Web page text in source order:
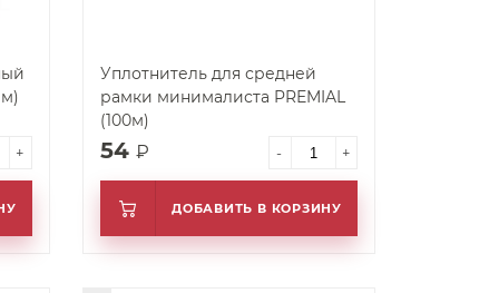
+
Уплотнитель для средней
рамки минималиста PREMIAL
(100м)
54 ₽ - +
ДОБАВИТЬ В КОРЗИНУ